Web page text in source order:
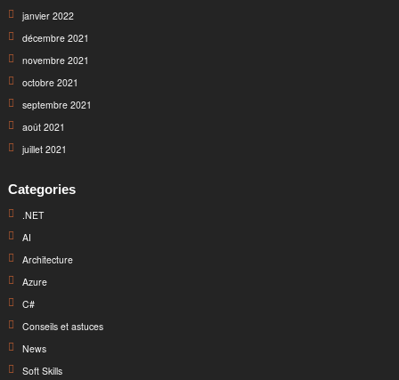
janvier 2022
décembre 2021
novembre 2021
octobre 2021
septembre 2021
août 2021
juillet 2021
Categories
.NET
AI
Architecture
Azure
C#
Conseils et astuces
News
Soft Skills